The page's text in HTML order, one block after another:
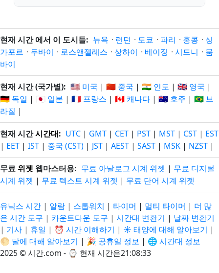
현재 시간 에서 이 도시들: 뉴욕 · 런던 · 도쿄 · 파리 · 홍콩 · 싱
가포르 · 두바이 · 로스앤젤레스 · 상하이 · 베이징 · 시드니 · 뭄
바이
현재 시간 (국가별): 🇺🇸 미국 | 🇨🇳 중국 | 🇮🇳 인도 | 🇬🇧 영국 |
🇩🇪 독일 | 🇯🇵 일본 | 🇫🇷 프랑스 | 🇨🇦 캐나다 | 🇦🇺 호주 | 🇧🇷 브
라질 |
현재 시간시간대: UTC | GMT | CET | PST | MST | CST | EST
| EET | IST | 중국 (CST) | JST | AEST | SAST | MSK | NZST |
무료 위젯 웹마스터용: 무료 아날로그 시계 위젯 | 무료 디지털
시계 위젯 | 무료 텍스트 시계 위젯 | 무료 단어 시계 위젯
유닉스 시간 | 알람 | 스톱워치 | 타이머 | 멀티 타이머 | 더 많
은 시간 도구 | 카운트다운 도구 | 시간대 변환기 | 날짜 변환기
| 기사 | 휴일 | ⏰ 시간 이해하기 | ☀️ 태양에 대해 알아보기 |
🌕 달에 대해 알아보기 | 🎉 공휴일 정보 | 🌐 시간대 정보
2025 © 시간.com - ⌚ 현재 시간은21:08:33